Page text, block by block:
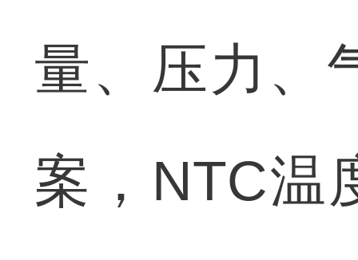
量、压力、
案，NTC温